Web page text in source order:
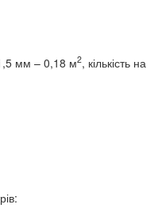
мм – 0,18 м2, кількість на